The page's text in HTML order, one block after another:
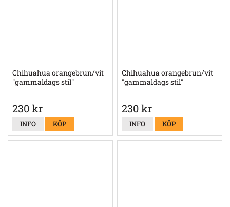
Chihuahua orangebrun/vit
"gammaldags stil"
230 kr
INFO KÖP
Chihuahua orangebrun/vit
"gammaldags stil"
230 kr
INFO KÖP